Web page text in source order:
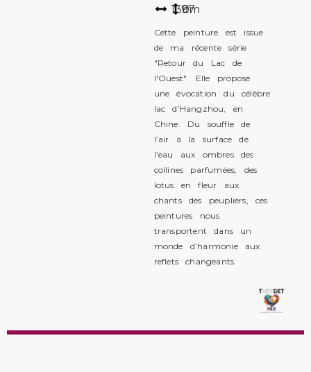
13097
cm
Cette peinture est issue
de ma récente série
"Retour du Lac de
l'Ouest". Elle propose
une évocation du célèbre
lac d’Hangzhou, en
Chine. Du souffle de
l’air à la surface de
l’eau aux ombres des
collines parfumées, des
lotus en fleur aux
chants des peupliers, ces
peintures nous
transportent dans un
monde d’harmonie aux
reflets changeants.